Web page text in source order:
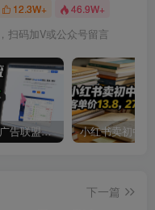
12.3W+ 46.9W+
扫码加V或公众号留言
Adxkit国外广告联盟系统，一天上500+广告，让你的投放更加高效简单！
下一篇